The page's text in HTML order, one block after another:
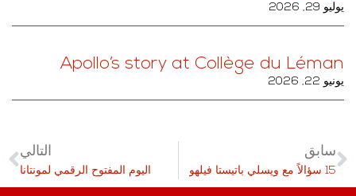
يوليو 29, 2026
Apollo’s story at Collège du Léman
يونيو 22, 2026
سابق
15 سؤالاً مع ويسلي باتيستا فيلهو
التالي
اليوم المفتوح الرقمي لمونتانا